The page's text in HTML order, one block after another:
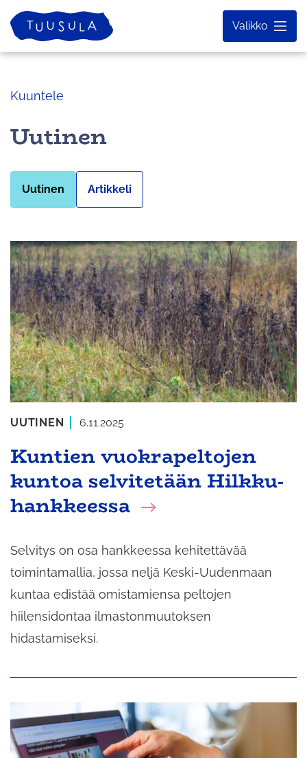
Siirry
sisältöön
Etusivu
Valikko
Kuuntele
Uutinen
Uutinen Artikkeli
Kuntien vuokrapeltojen
kuntoa selvitetään Hilkku-
hankkeessa
UUTINEN 6.11.2025
Selvitys on osa hankkeessa kehitettävää
toimintamallia, jossa neljä Keski-Uudenmaan
kuntaa edistää omistamiensa peltojen
hiilensidontaa ilmastonmuutoksen
hidastamiseksi.